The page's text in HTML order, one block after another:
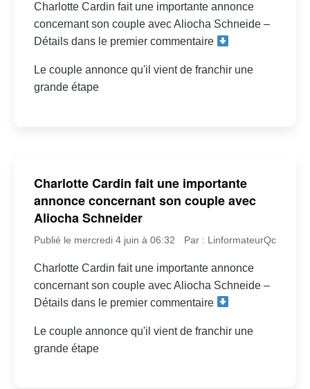
Charlotte Cardin fait une importante annonce
concernant son couple avec Aliocha Schneide –
Détails dans le premier commentaire
Le couple annonce qu'il vient de franchir une
grande étape
Charlotte Cardin fait une importante
annonce concernant son couple avec
Aliocha Schneider
Publié le mercredi 4 juin à 06:32 Par : LinformateurQc
Charlotte Cardin fait une importante annonce
concernant son couple avec Aliocha Schneide –
Détails dans le premier commentaire
Le couple annonce qu'il vient de franchir une
grande étape